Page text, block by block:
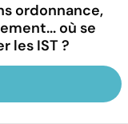
ordonnance,
où se
les IST ?